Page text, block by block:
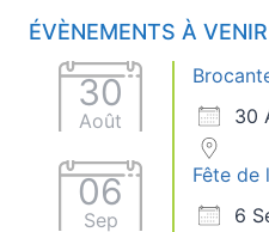
ÉVÈNEMENTS À VENIR
30
Août
30
06
Sep
Fête de
6